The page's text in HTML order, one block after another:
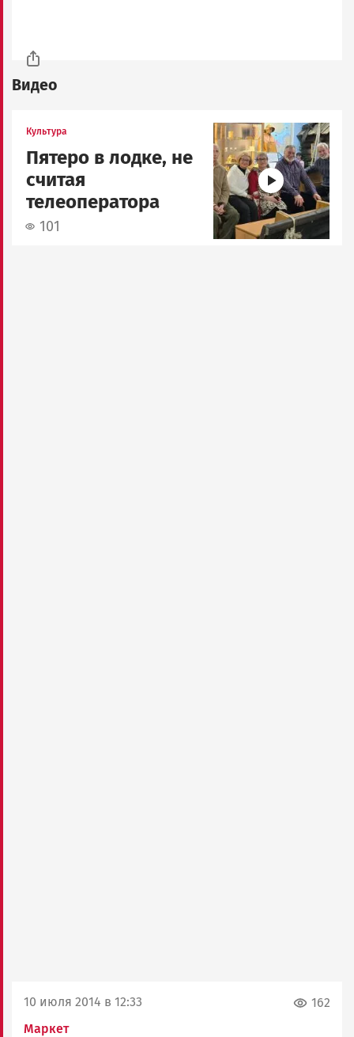
Видео
Культура
Пятеро в лодке, не
считая
телеоператора
101
Image
10 июля 2014 в 12:33
Маркет
162